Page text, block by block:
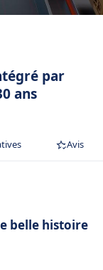
par
ans
Avis
belle histoire